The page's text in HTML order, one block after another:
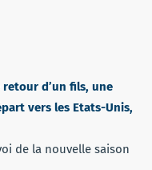
retour d’un fils, une
vers les Etats-Unis,
de la nouvelle saison